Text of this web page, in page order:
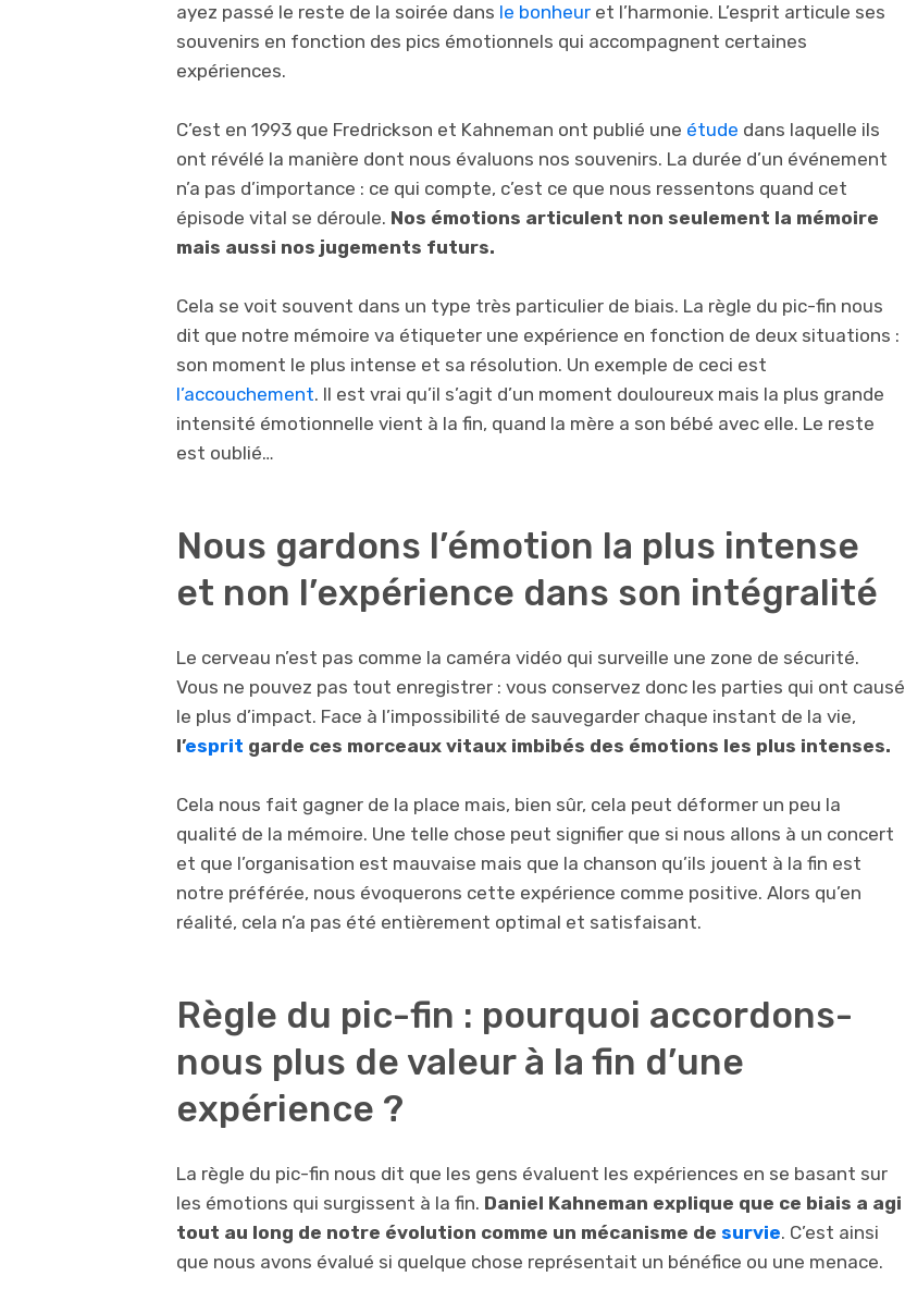
ayez passé le reste de la soirée dans le bonheur et l’harmonie. L’esprit articule ses
souvenirs en fonction des pics émotionnels qui accompagnent certaines
expériences.
C’est en 1993 que Fredrickson et Kahneman ont publié une étude dans laquelle ils
ont révélé la manière dont nous évaluons nos souvenirs. La durée d’un événement
n’a pas d’importance : ce qui compte, c’est ce que nous ressentons quand cet
épisode vital se déroule. Nos émotions articulent non seulement la mémoire
mais aussi nos jugements futurs.
Cela se voit souvent dans un type très particulier de biais. La règle du pic-fin nous
dit que notre mémoire va étiqueter une expérience en fonction de deux situations :
son moment le plus intense et sa résolution. Un exemple de ceci est
l’accouchement. Il est vrai qu’il s’agit d’un moment douloureux mais la plus grande
intensité émotionnelle vient à la fin, quand la mère a son bébé avec elle. Le reste
est oublié…
Nous gardons l’émotion la plus intense
et non l’expérience dans son intégralité
Le cerveau n’est pas comme la caméra vidéo qui surveille une zone de sécurité.
Vous ne pouvez pas tout enregistrer : vous conservez donc les parties qui ont causé
le plus d’impact. Face à l’impossibilité de sauvegarder chaque instant de la vie,
l’esprit garde ces morceaux vitaux imbibés des émotions les plus intenses.
Cela nous fait gagner de la place mais, bien sûr, cela peut déformer un peu la
qualité de la mémoire. Une telle chose peut signifier que si nous allons à un concert
et que l’organisation est mauvaise mais que la chanson qu’ils jouent à la fin est
notre préférée, nous évoquerons cette expérience comme positive. Alors qu’en
réalité, cela n’a pas été entièrement optimal et satisfaisant.
Règle du pic-fin : pourquoi accordons-
nous plus de valeur à la fin d’une
expérience ?
La règle du pic-fin nous dit que les gens évaluent les expériences en se basant sur
les émotions qui surgissent à la fin. Daniel Kahneman explique que ce biais a agi
tout au long de notre évolution comme un mécanisme de survie. C’est ainsi
que nous avons évalué si quelque chose représentait un bénéfice ou une menace.